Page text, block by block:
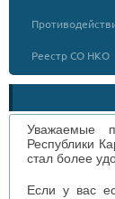
Реестр СО НКО
Уважаемые
Республики
стал более
Если у вас